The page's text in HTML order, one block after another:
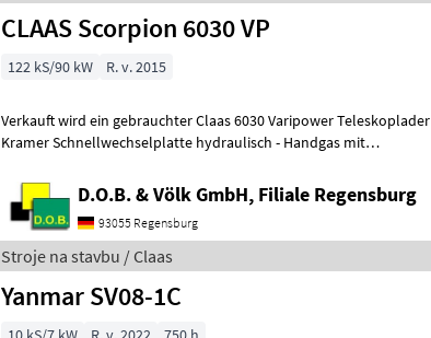
CLAAS Scorpion 6030 VP
122 kS/90 kW R. v. 2015
Verkauft wird ein gebrauchter Claas 6030 Varipower Teleskoplader -
Kramer Schnellwechselplatte hydraulisch - Handgas mit
D.O.B. & Völk GmbH, Filiale Regensburg
93055 Regensburg
Stroje na stavbu / Claas
Yanmar SV08-1C